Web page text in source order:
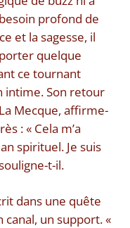
profond de
et la sagesse, il
quelque
ce tournant
intime. Son retour
Mecque, affirme-
: « Cela m’a
spirituel. Je suis
t-il.
dans une quête
canal, un support. «